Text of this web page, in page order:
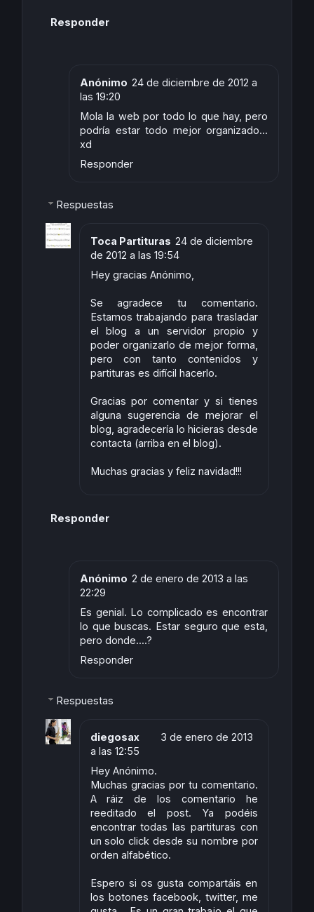
Responder
Anónimo 24 de diciembre de 2012 a
las 19:20
Mola la web por todo lo que hay, pero
podría estar todo mejor organizado...
xd
Responder
Respuestas
Toca Partituras 24 de diciembre
de 2012 a las 19:54
Hey gracias Anónimo,
Se agradece tu comentario.
Estamos trabajando para trasladar
el blog a un servidor propio y
poder organizarlo de mejor forma,
pero con tanto contenidos y
partituras es difícil hacerlo.
Gracias por comentar y si tienes
alguna sugerencia de mejorar el
blog, agradecería lo hicieras desde
contacta (arriba en el blog).
Muchas gracias y feliz navidad!!!
Responder
Anónimo 2 de enero de 2013 a las
22:29
Es genial. Lo complicado es encontrar
lo que buscas. Estar seguro que esta,
pero donde....?
Responder
Respuestas
diegosax
3 de enero de 2013
a las 12:55
Hey Anónimo.
Muchas gracias por tu comentario.
A ráiz de los comentario he
reeditado el post. Ya podéis
encontrar todas las partituras con
un solo click desde su nombre por
orden alfabético.
Espero si os gusta compartáis en
los botones facebook, twitter, me